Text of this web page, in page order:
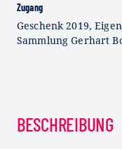
Zugang
Geschenk 2019,
Sammlung Gerhart
BESCHREIBUNG